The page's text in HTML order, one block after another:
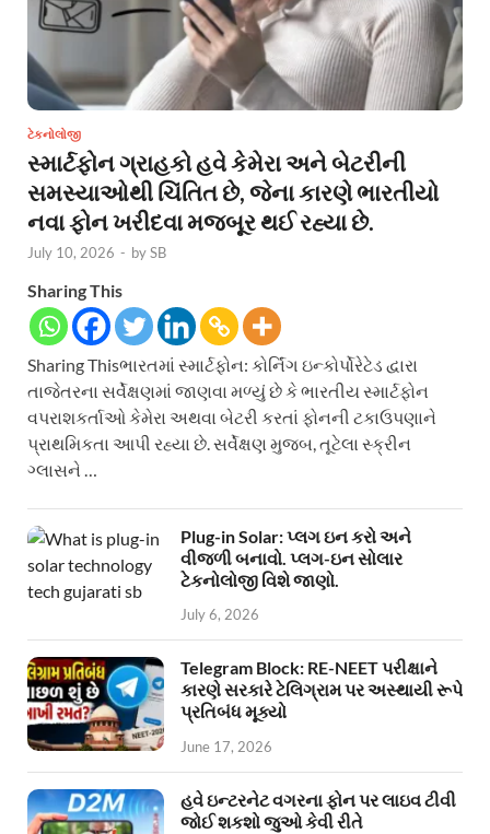
ટેકનોલોજી
સ્માર્ટફોન ગ્રાહકો હવે કેમેરા અને બેટરીની
સમસ્યાઓથી ચિંતિત છે, જેના કારણે ભારતીયો
નવા ફોન ખરીદવા મજબૂર થઈ રહ્યા છે.
July 10, 2026 - bySB
Sharing This
Sharing Thisભારતમાં સ્માર્ટફોન: કોર્નિંગ ઇન્કોર્પોરેટેડ દ્વારા
તાજેતરના સર્વેક્ષણમાં જાણવા મળ્યું છે કે ભારતીય સ્માર્ટફોન
વપરાશકર્તાઓ કેમેરા અથવા બેટરી કરતાં ફોનની ટકાઉપણાને
પ્રાથમિકતા આપી રહ્યા છે. સર્વેક્ષણ મુજબ, તૂટેલા સ્ક્રીન
ગ્લાસને …
Plug-in Solar: પ્લગ ઇન કરો અને
વીજળી બનાવો. પ્લગ-ઇન સોલાર
ટેકનોલોજી વિશે જાણો.
July 6, 2026
Telegram Block: RE-NEET પરીક્ષાને
કારણે સરકારે ટેલિગ્રામ પર અસ્થાયી રૂપે
પ્રતિબંધ મૂક્યો
June 17, 2026
હવે ઇન્ટરનેટ વગરના ફોન પર લાઇવ ટીવી
જોઈ શકશો જુઓ કેવી રીતે